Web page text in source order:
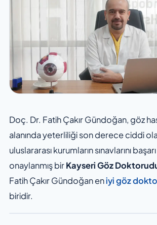
Doç. Dr. Fatih Çakır Gündoğan, göz
alanında yeterliliği son derece ciddi
uluslararası kurumların sınavlarını
onaylanmış birKayseri Göz
Fatih Çakır Gündoğan eniyi göz
biridir.